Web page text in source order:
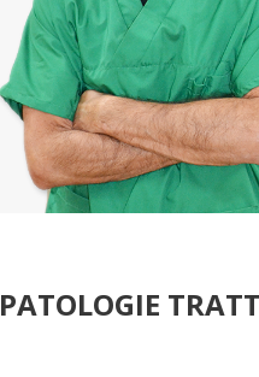
PATOLOGIE